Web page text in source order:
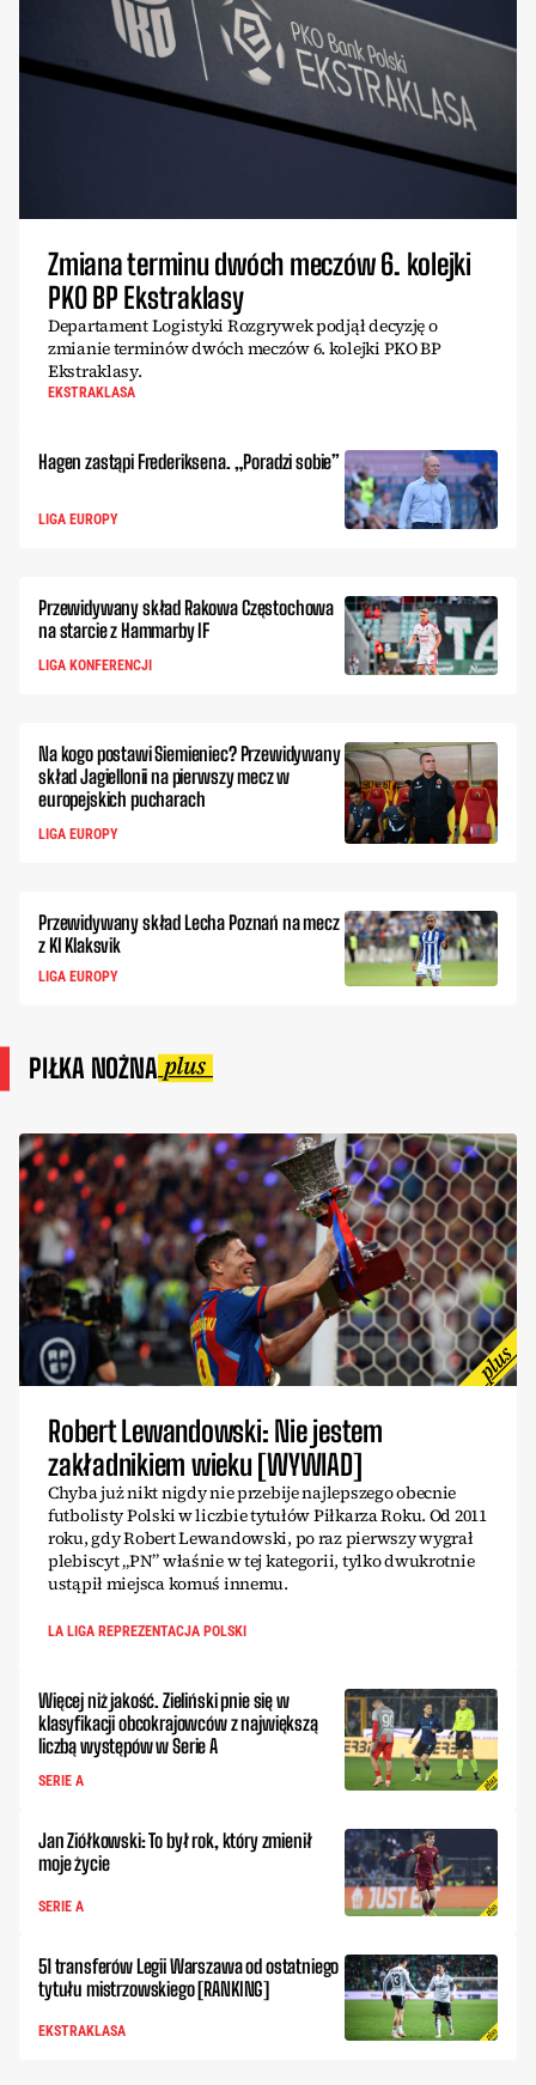
Zmiana terminu dwóch meczów 6. kolejki
PKO BP Ekstraklasy
Departament Logistyki Rozgrywek podjął decyzję o
zmianie terminów dwóch meczów 6. kolejki PKO BP
Ekstraklasy.
EKSTRAKLASA
Hagen zastąpi Frederiksena. „Poradzi sobie”
LIGA EUROPY
Przewidywany skład Rakowa Częstochowa
na starcie z Hammarby IF
LIGA KONFERENCJI
Na kogo postawi Siemieniec? Przewidywany
skład Jagiellonii na pierwszy mecz w
europejskich pucharach
LIGA EUROPY
Przewidywany skład Lecha Poznań na mecz
z KI Klaksvik
LIGA EUROPY
PIŁKA NOŻNA
Robert Lewandowski: Nie jestem
zakładnikiem wieku [WYWIAD]
Chyba już nikt nigdy nie przebije najlepszego obecnie
futbolisty Polski w liczbie tytułów Piłkarza Roku. Od 2011
roku, gdy Robert Lewandowski, po raz pierwszy wygrał
plebiscyt „PN” właśnie w tej kategorii, tylko dwukrotnie
ustąpił miejsca komuś innemu.
LA LIGA REPREZENTACJA POLSKI
Więcej niż jakość. Zieliński pnie się w
klasyfikacji obcokrajowców z największą
liczbą występów w Serie A
SERIE A
Jan Ziółkowski: To był rok, który zmienił
moje życie
SERIE A
51 transferów Legii Warszawa od ostatniego
tytułu mistrzowskiego [RANKING]
EKSTRAKLASA